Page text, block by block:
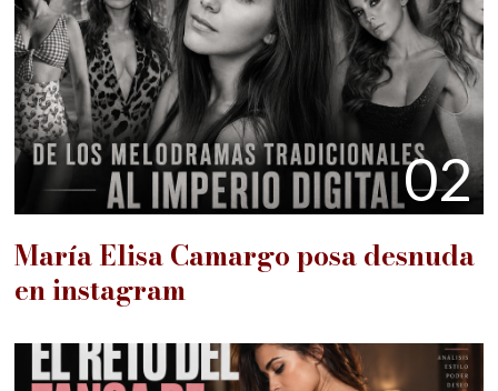
02
María Elisa Camargo posa desnuda
en instagram